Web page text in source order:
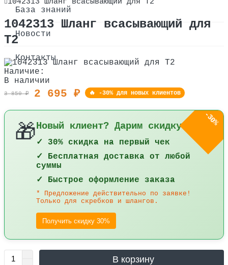
О компании
Сертификаты
Оплата и доставка
База знаний
Новости
Контакты
1042313 Шланг всасывающий для
Т2
Наличие:
В наличии
3 850 ₽ 2 695 ₽ 🔥 -30% для новых клиентов
-30%
🎁Новый клиент? Дарим скидку 30%!
✓ 30% скидка на первый чек
✓ Бесплатная доставка от любой
суммы
✓ Быстрое оформление заказа
* Предложение действительно по заявке!
Только для скребков и шлангов.
Получить скидку 30%
В корзину